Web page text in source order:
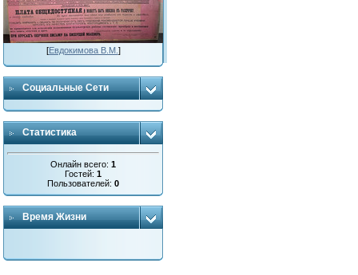
[Евдокимова В.М. ]
Социальные Сети
Статистика
Онлайн всего:1
Гостей:1
Пользователей:0
Время Жизни